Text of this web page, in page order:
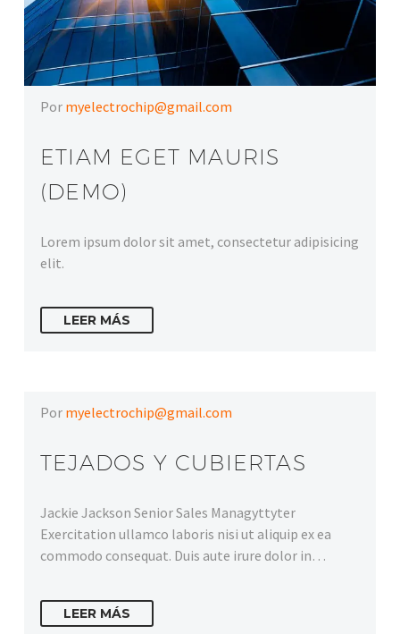
Por myelectrochip@gmail.com
ETIAM EGET MAURIS
(DEMO)
Lorem ipsum dolor sit amet, consectetur adipisicing
elit.
LEER MÁS
Por myelectrochip@gmail.com
TEJADOS Y CUBIERTAS
Jackie Jackson Senior Sales Managyttyter
Exercitation ullamco laboris nisi ut aliquip ex ea
commodo consequat. Duis aute irure dolor in…
LEER MÁS